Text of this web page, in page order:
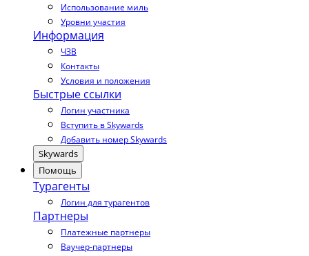
Использование миль
Уровни участия
Информация
ЧЗВ
Контакты
Условия и положения
Быстрые ссылки
Логин участника
Вступить в Skywards
Добавить номер Skywards
Skywards
Помощь
Турагенты
Логин для турагентов
Партнеры
Платежные партнеры
Ваучер-партнеры